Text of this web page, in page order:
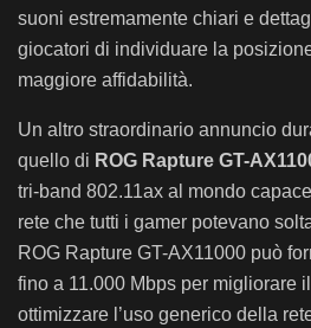
suoni estremamente chiari e
giocatori di individuare la
maggiore affidabilità.
Un altro straordinario annuncio
quello di ROG Rapture GT-
tri-band 802.11ax al mondo
rete che tutti i gamer potevano
ROG Rapture GT-AX11000 può
fino a 11.000 Mbps per migliorare
ottimizzare l’uso generico della